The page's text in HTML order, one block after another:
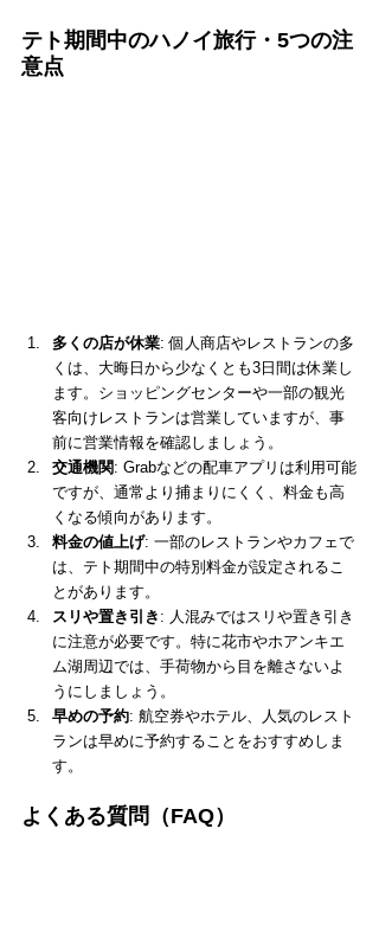
テト期間中のハノイ旅行・5つの注
意点
多くの店が休業: 個人商店やレストランの多
くは、大晦日から少なくとも3日間は休業し
ます。ショッピングセンターや一部の観光
客向けレストランは営業していますが、事
前に営業情報を確認しましょう。
交通機関: Grabなどの配車アプリは利用可能
ですが、通常より捕まりにくく、料金も高
くなる傾向があります。
料金の値上げ: 一部のレストランやカフェで
は、テト期間中の特別料金が設定されるこ
とがあります。
スリや置き引き : 人混みではスリや置き引き
に注意が必要です。特に花市やホアンキエ
ム湖周辺では、手荷物から目を離さないよ
うにしましょう。
早めの予約: 航空券やホテル、人気のレスト
ランは早めに予約することをおすすめしま
す。
よくある質問（FAQ）